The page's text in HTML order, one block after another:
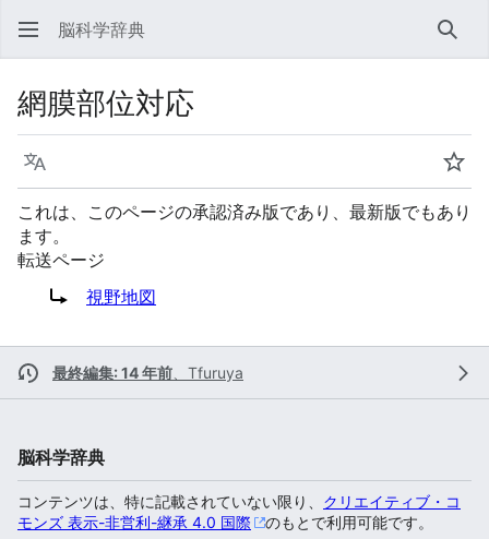
脳科学辞典 検索
網膜部位対応
言語
ウ
これは、このページの承認済み版であり、最新版でもあり
ます。
転送ページ
転送先:
視野地図
最終編集: 14 年前 Tfuruya
脳科学辞典
コンテンツは、特に記載されていない限り、 クリエイティブ・コ
モンズ 表示-非営利-継承 4.0 国際
のもとで利用可能です。